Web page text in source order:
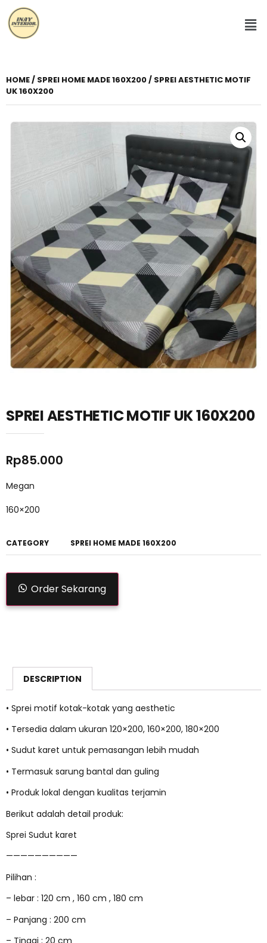
HOME/ SPREI HOME MADE 160X200/ SPREI AESTHETIC MOTIF
UK 160X200
SPREI AESTHETIC MOTIF UK 160X200
Rp85.000
Megan
160×200
CATEGORY SPREI HOME MADE 160X200
Order Sekarang
DESCRIPTION
• Sprei motif kotak-kotak yang aesthetic
• Tersedia dalam ukuran 120×200, 160×200, 180×200
• Sudut karet untuk pemasangan lebih mudah
• Termasuk sarung bantal dan guling
• Produk lokal dengan kualitas terjamin
Berikut adalah detail produk:
Sprei Sudut karet
——————————
Pilihan :
– lebar : 120 cm , 160 cm , 180 cm
– Panjang : 200 cm
– Tinggi : 20 cm